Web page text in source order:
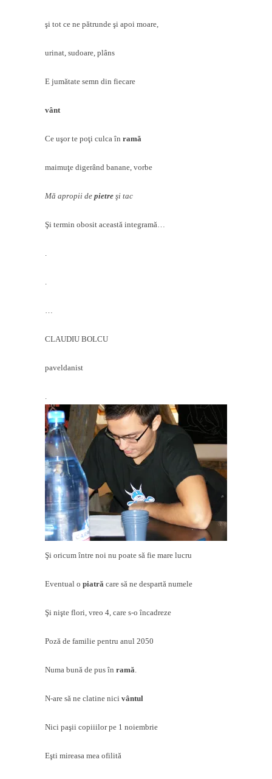
şi tot ce ne pătrunde şi apoi moare,
urinat, sudoare, plâns
E jumătate semn din fiecare
vânt
Ce uşor te poţi culca în ramă
maimuţe digerând banane, vorbe
Mă apropii de pietre şi tac
Şi termin obosit această integramă…
.
.
…
CLAUDIU BOLCU
paveldanist
.
Şi oricum între noi nu poate să fie mare lucru
Eventual o piatră care să ne despartă numele
Şi nişte flori, vreo 4, care s-o încadreze
Poză de familie pentru anul 2050
Numa bună de pus în ramă.
N-are să ne clatine nici vântul
Nici paşii copiiilor pe 1 noiembrie
Eşti mireasa mea ofilită